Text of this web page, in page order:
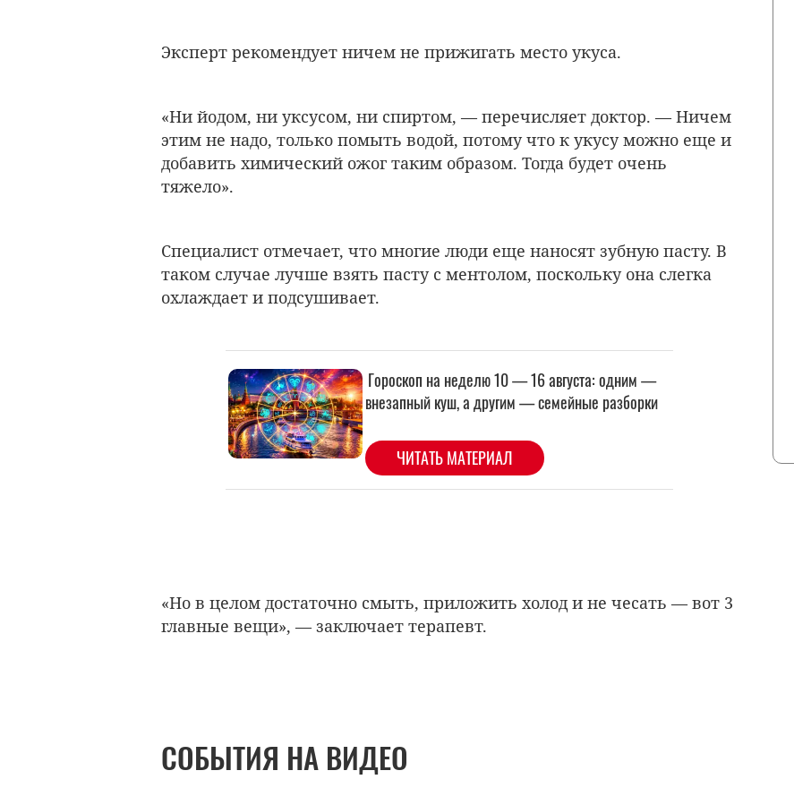
Эксперт рекомендует ничем не прижигать место укуса.
«Ни йодом, ни уксусом, ни спиртом, — перечисляет доктор. — Ничем
этим не надо, только помыть водой, потому что к укусу можно еще и
добавить химический ожог таким образом. Тогда будет очень
тяжело».
Специалист отмечает, что многие люди еще наносят зубную пасту. В
таком случае лучше взять пасту с ментолом, поскольку она слегка
охлаждает и подсушивает.
«Но в целом достаточно смыть, приложить холод и не чесать — вот 3
главные вещи», — заключает терапевт.
СОБЫТИЯ НА ВИДЕО